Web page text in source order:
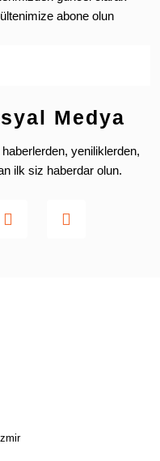
abone olun
Medya
yeniliklerden,
ilk siz haberdar olun.